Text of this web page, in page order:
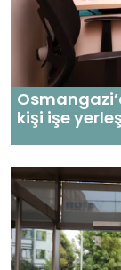
kişi işe